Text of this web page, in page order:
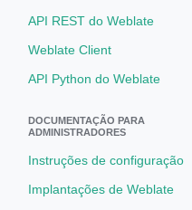
API REST do Weblate
Weblate Client
API Python do Weblate
DOCUMENTAÇÃO PARA
ADMINISTRADORES
Instruções de configuração
Implantações de Weblate